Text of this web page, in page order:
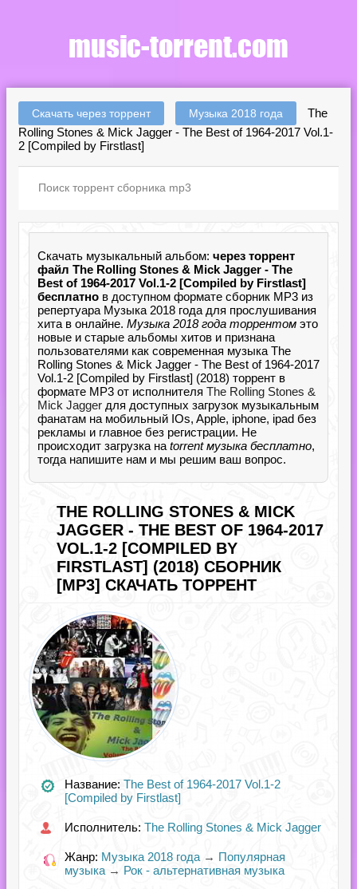
Скачать через торрент Музыка 2018 года
The
Rolling Stones & Mick Jagger - The Best of 1964-2017 Vol.1-
2 [Compiled by Firstlast]
Скачать музыкальный альбом: через торрент
файл The Rolling Stones & Mick Jagger - The
Best of 1964-2017 Vol.1-2 [Compiled by Firstlast]
бесплатно в доступном формате сборник MP3 из
репертуара Музыка 2018 года для прослушивания
хита в онлайне. Музыка 2018 года торрентом это
новые и старые альбомы хитов и признана
пользователями как современная музыка The
Rolling Stones & Mick Jagger - The Best of 1964-2017
Vol.1-2 [Compiled by Firstlast] (2018) торрент в
формате MP3 от исполнителя The Rolling Stones &
Mick Jagger для доступных загрузок музыкальным
фанатам на мобильный IOs, Apple, iphone, ipad без
рекламы и главное без регистрации. Не
происходит загрузка на torrent музыка бесплатно,
тогда напишите нам и мы решим ваш вопрос.
THE ROLLING STONES & MICK
JAGGER - THE BEST OF 1964-2017
VOL.1-2 [COMPILED BY
FIRSTLAST] (2018) СБОРНИК
[MP3] СКАЧАТЬ ТОРРЕНТ
Название: The Best of 1964-2017 Vol.1-2
[Compiled by Firstlast]
Исполнитель: The Rolling Stones & Mick Jagger
Жанр: Музыка 2018 года → Популярная
музыка → Рок - альтернативная музыка